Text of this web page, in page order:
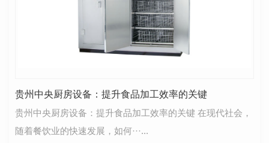
贵州中央厨房设备：提升食品加工效率的关键
贵州中央厨房设备：提升食品加工效率的关键 在现代社会，
随着餐饮业的快速发展，如何···...